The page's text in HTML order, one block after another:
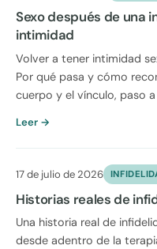
Sexo después de una
intimidad
Volver a tener intimidad
Por qué pasa y cómo
cuerpo y el vínculo, paso
Leer →
17 de julio de 2026
Historias reales de
Una historia real de
desde adentro de la